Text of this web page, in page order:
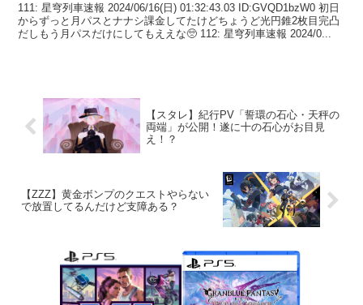
111: 星穹列車速報 2024/06/16(日) 01:32:43.03 ID:GVQD1bzW0 初日
からずっと月パスとナナシ課金してたけどちょうど光円錐2枚目完凸
だしもう月パスだけにしてもええな🥺 112: 星穹列車速報 2024/0...
【スタレ】紀行PV「誓環の石心・天秤の
両端」が公開！遂に十の石心がお目見
え！？
【ZZZ】黄金ボンプのクエストやらない
で放置してるんだけど支障ある？